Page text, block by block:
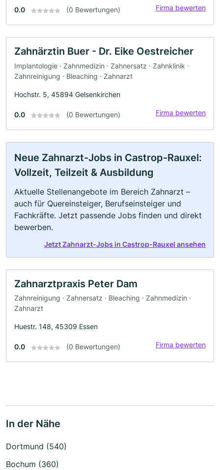
0.0 (0 Bewertungen) Firma bewerten
Zahnärztin Buer - Dr. Eike Oestreicher
Implantologie · Zahnmedizin · Zahnersatz · Zahnklinik ·
Zahnreinigung · Bleaching · Zahnarzt
Hochstr. 5, 45894 Gelsenkirchen
0.0 (0 Bewertungen) Firma bewerten
Neue Zahnarzt-Jobs in Castrop-Rauxel:
Vollzeit, Teilzeit & Ausbildung
Aktuelle Stellenangebote im Bereich Zahnarzt –
auch für Quereinsteiger, Berufseinsteiger und
Fachkräfte. Jetzt passende Jobs finden und direkt
bewerben.
Jetzt Zahnarzt-Jobs in Castrop-Rauxel ansehen
Zahnarztpraxis Peter Dam
Zahnreinigung · Zahnersatz · Bleaching · Zahnmedizin ·
Zahnarzt
Huestr. 148, 45309 Essen
0.0 (0 Bewertungen) Firma bewerten
In der Nähe
Dortmund (540)
Bochum (360)